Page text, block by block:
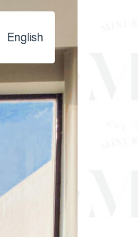
English